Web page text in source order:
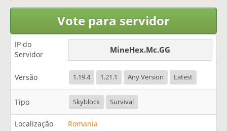
Vote para servidor
IP do
Servidor
MineHex.Mc.GG
Versão 1.19.4 1.21.1 Any Version Latest
Tipo Skyblock Survival
Localização Romania